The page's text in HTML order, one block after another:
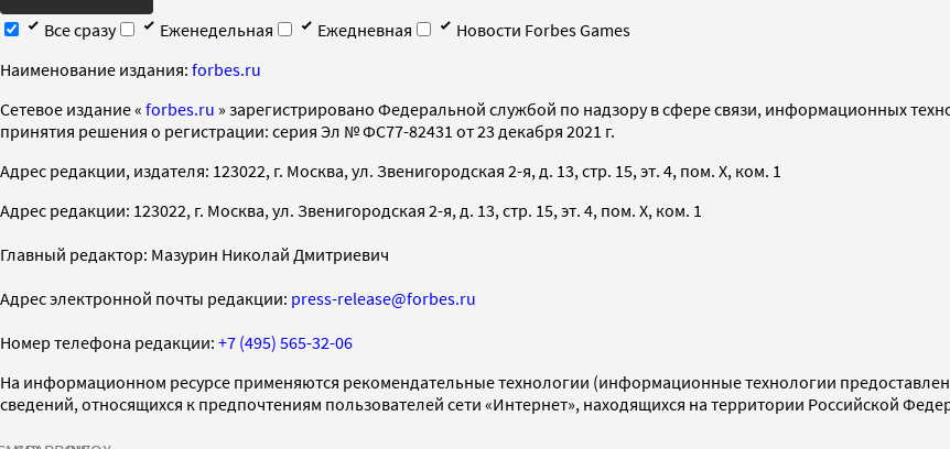
Все сразу
Еженедельная Ежедневная
Новости Forbes Games
Наименование издания: forbes.ru
Cетевое издание « forbes.ru » зарегистрировано Федеральной службой по надзору в сфере связи, информационных
принятия решения о регистрации: серия Эл № ФС77-82431 от 23 декабря 2021 г.
Адрес редакции, издателя: 123022, г. Москва, ул. Звенигородская 2-я, д. 13, стр. 15, эт. 4, пом. X, ком. 1
Адрес редакции: 123022, г. Москва, ул. Звенигородская 2-я, д. 13, стр. 15, эт. 4, пом. X, ком. 1
Главный редактор: Мазурин Николай Дмитриевич
Адрес электронной почты редакции: press-release@forbes.ru
Номер телефона редакции: +7 (495) 565-32-06
На информационном ресурсе применяются рекомендательные технологии (информационные технологии
сведений, относящихся к предпочтениям пользователей сети «Интернет», находящихся на территории Российской